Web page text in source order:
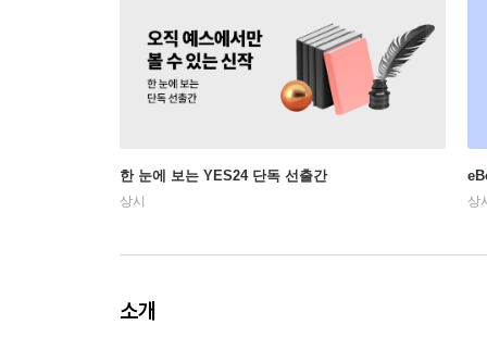
한 눈에 보는 YES24 단독 선출간
상시 상
소개